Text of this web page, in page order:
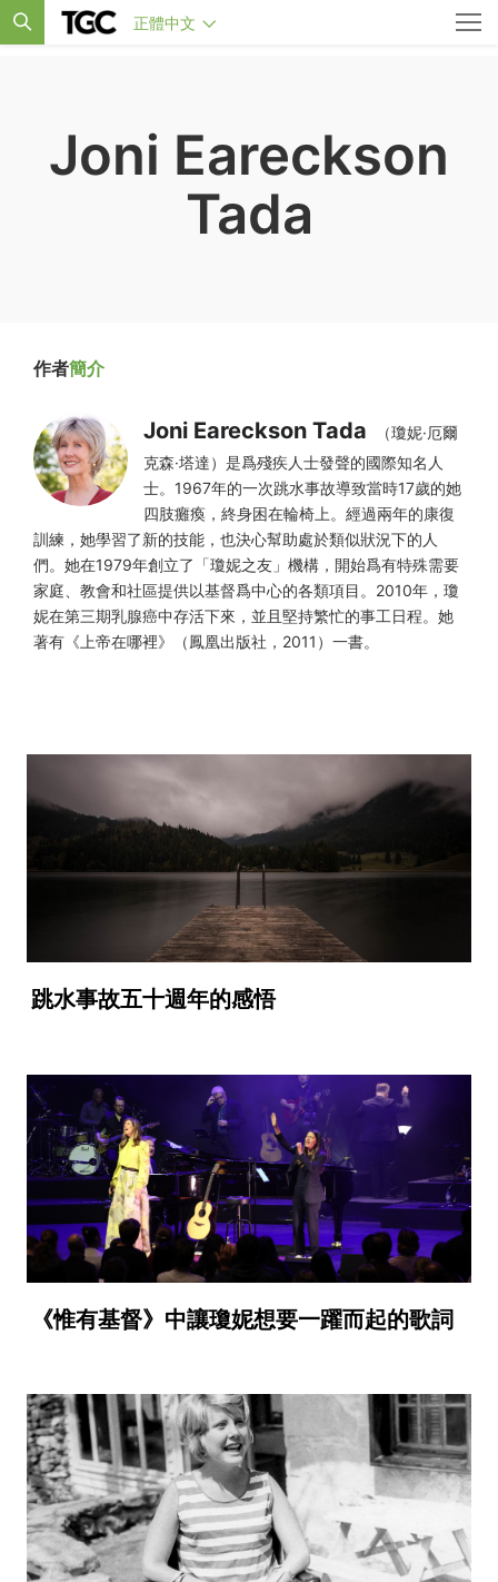
正體中文
Joni Eareckson
Tada
作者簡介
Joni Eareckson Tada
（瓊妮·厄爾
克森·塔達）是爲殘疾人士發聲的國際知名人
士。1967年的一次跳水事故導致當時17歲的她
四肢癱瘓，終身困在輪椅上。經過兩年的康復
訓練，她學習了新的技能，也決心幫助處於類似狀況下的人
們。她在1979年創立了「瓊妮之友」機構，開始爲有特殊需要
家庭、教會和社區提供以基督爲中心的各類項目。2010年，瓊
妮在第三期乳腺癌中存活下來，並且堅持繁忙的事工日程。她
著有《上帝在哪裡》（鳳凰出版社，2011）一書。
跳水事故五十週年的感悟
《惟有基督》中讓瓊妮想要一躍而起的歌詞